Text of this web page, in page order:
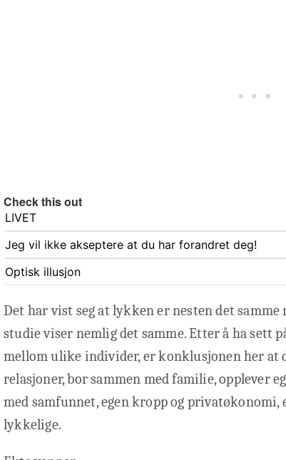
Check this out
LIVET
Jeg vil ikke akseptere at du har forandret deg!
Optisk illusjon
Det har vist seg at lykken er nesten det
studie viser nemlig det samme. Etter å ha sett
mellom ulike individer, er konklusjonen her at
relasjoner, bor sammen med familie, opplever
med samfunnet, egen kropp og privatøkonomi,
lykkelige.